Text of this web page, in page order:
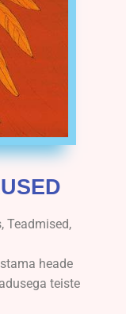
Teadmised,
heade
teiste